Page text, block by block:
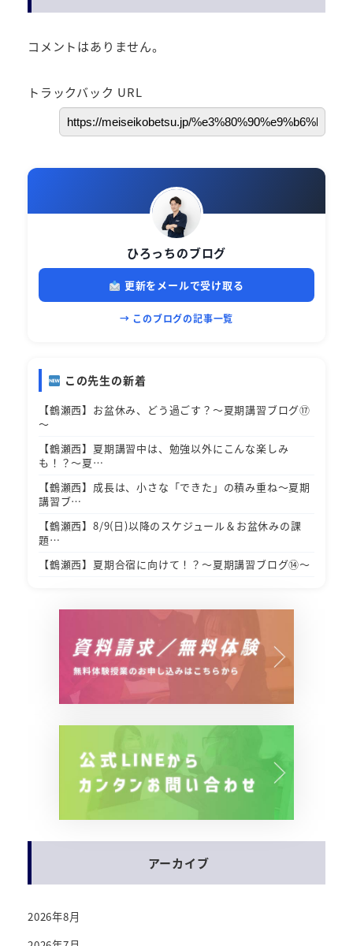
コメントはありません。
トラックバック URL
ひろっちのブログ
更新をメールで受け取る
→ このブログの記事一覧
この先生の新着
【鶴瀬西】お盆休み、どう過ごす？～夏期講習ブログ⑰
～
【鶴瀬西】夏期講習中は、勉強以外にこんな楽しみ
も！？～夏…
【鶴瀬西】成長は、小さな「できた」の積み重ね～夏期
講習ブ…
【鶴瀬西】8/9(日)以降のスケジュール＆お盆休みの課
題…
【鶴瀬西】夏期合宿に向けて！？～夏期講習ブログ⑭～
アーカイブ
2026年8月